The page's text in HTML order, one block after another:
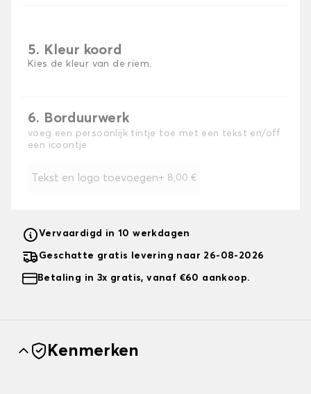
5. Kleur koord
Kies de kleur van de riem.
6. Borduurwerk
voeg een persoonlijk tintje toe met een tekst en/off
een icoontje
Tekst en logo toevoegen+ 8,00 €
Vervaardigd in 10 werkdagen
Geschatte gratis levering naar 26-08-2026
Betaling in 3x gratis, vanaf €60 aankoop.
Kenmerken